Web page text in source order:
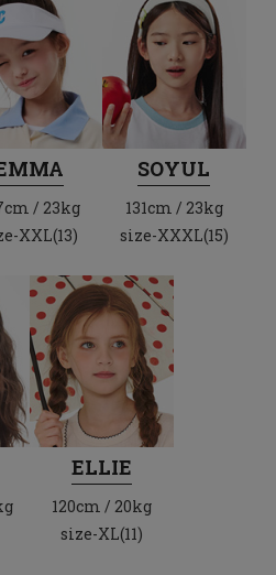
/ 23kg
XXL(13)
SOYUL
131cm / 23kg
size-XXXL(15)
ELLIE
120cm / 20kg
size-XL(11)